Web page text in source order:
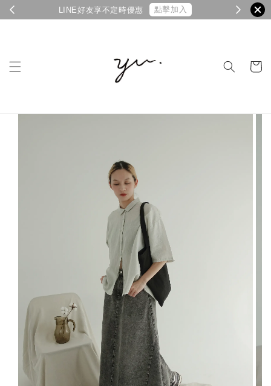
LINE好友享不定時優惠 點擊加入